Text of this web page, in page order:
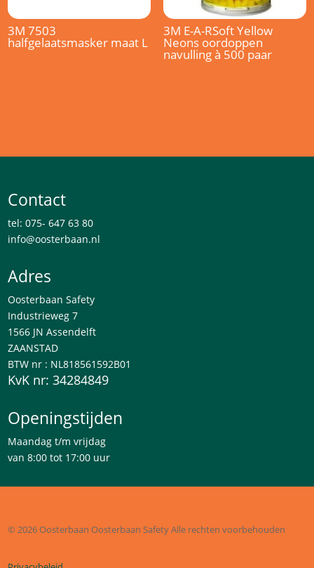
3M 7503
halfgelaatsmasker maat L
3M E-A-RSoft Yellow
Neons oordoppen
navulling à 500 paar
Contact
tel: 075- 647 63 80
info@oosterbaan.nl
Adres
Oosterbaan Safety
Industrieweg 7
1566 JN Assendelft
ZAANSTAD
BTW nr : NL818561592B01
KvK nr: 34284849
Openingstijden
Maandag t/m vrijdag
van 8:00 tot 17:00 uur
© 2026 OosterbaanOosterbaan SafetyAlle rechten voorbehouden